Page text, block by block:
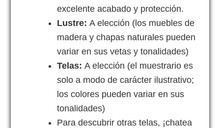
excelente acabado y protección.
Lustre: A elección (los muebles de
madera y chapas naturales pueden
variar en sus vetas y tonalidades)
Telas: A elección (el muestrario es
solo a modo de carácter ilustrativo;
los colores pueden variar en sus
tonalidades)
Para descubrir otras telas, ¡chatea